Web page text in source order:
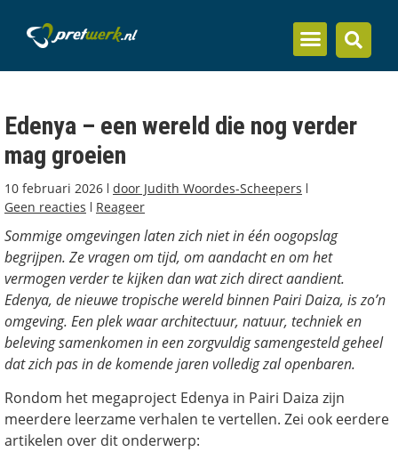
Edenya – een wereld die nog verder
mag groeien
10 februari 2026 door Judith Woordes-Scheepers
Geen reacties
Reageer
Sommige omgevingen laten zich niet in één oogopslag
begrijpen. Ze vragen om tijd, om aandacht en om het
vermogen verder te kijken dan wat zich direct aandient.
Edenya, de nieuwe tropische wereld binnen Pairi Daiza, is zo’n
omgeving. Een plek waar architectuur, natuur, techniek en
beleving samenkomen in een zorgvuldig samengesteld geheel
dat zich pas in de komende jaren volledig zal openbaren.
Rondom het megaproject Edenya in Pairi Daiza zijn
meerdere leerzame verhalen te vertellen. Zei ook eerdere
artikelen over dit onderwerp: